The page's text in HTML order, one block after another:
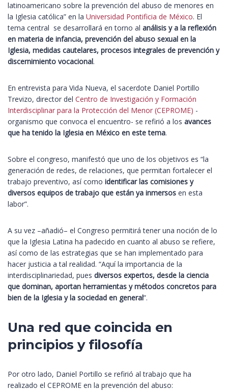
latinoamericano sobre la prevención del abuso de menores en
la Iglesia católica” en la Universidad Pontificia de México. El
tema central se desarrollará en torno al análisis y a la reflexión
en materia de infancia, prevención del abuso sexual en la
Iglesia, medidas cautelares, procesos integrales de prevención y
discernimiento vocacional.
En entrevista para Vida Nueva, el sacerdote Daniel Portillo
Trevizo, director del Centro de Investigación y Formación
Interdisciplinar para la Protección del Menor (CEPROME) -
organismo que convoca el encuentro- se refirió a los avances
que ha tenido la Iglesia en México en este tema.
Sobre el congreso, manifestó que uno de los objetivos es “la
generación de redes, de relaciones, que permitan fortalecer el
trabajo preventivo, así como identificar las comisiones y
diversos equipos de trabajo que están ya inmersos en esta
labor”.
A su vez –añadió– el Congreso permitirá tener una noción de lo
que la Iglesia Latina ha padecido en cuanto al abuso se refiere,
así como de las estrategias que se han implementado para
hacer justicia a tal realidad. “Aquí la importancia de la
interdisciplinariedad, pues diversos expertos, desde la ciencia
que dominan, aportan herramientas y métodos concretos para
bien de la Iglesia y la sociedad en general”.
Una red que coincida en
principios y filosofía
Por otro lado, Daniel Portillo se refirió al trabajo que ha
realizado el CEPROME en la prevención del abuso: